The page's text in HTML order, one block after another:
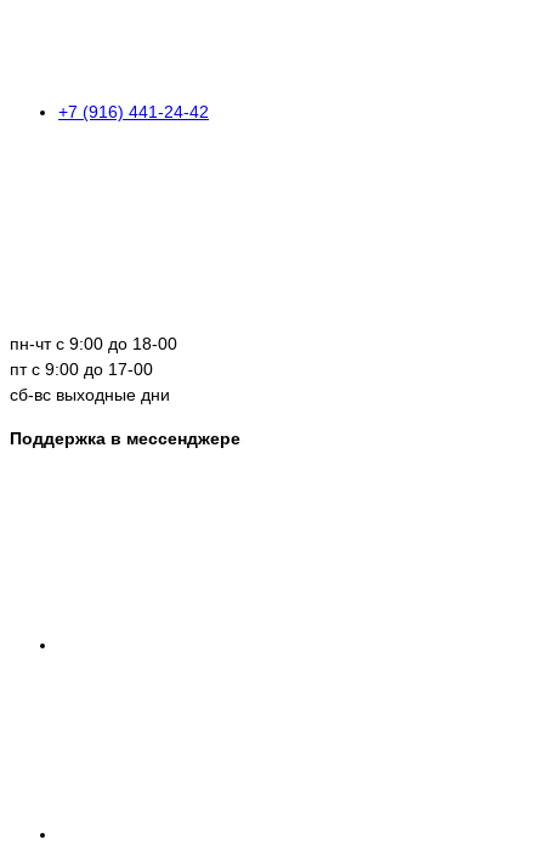
+7 (916) 441-24-42
пн-чт с 9:00 до 18-00
пт с 9:00 до 17-00
сб-вс выходные дни
Поддержка в мессенджере